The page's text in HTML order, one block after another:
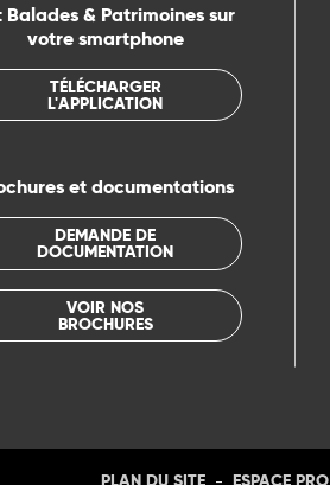
Balades & Patrimoines sur
votre smartphone
TÉLÉCHARGER
L'APPLICATION
et documentations
DEMANDE DE
DOCUMENTATION
VOIR NOS
BROCHURES
PLAN DU SITE - ESPACE PRO